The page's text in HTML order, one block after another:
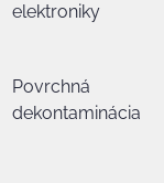
elektroniky
Povrchná
dekontaminácia